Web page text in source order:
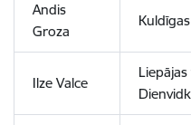
Andis
Groza
Ilze Valce